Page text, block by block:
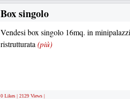
Box singolo
Vendesi box singolo 16mq. in
ristrutturata (più)
0 Likes | 2129 Views |